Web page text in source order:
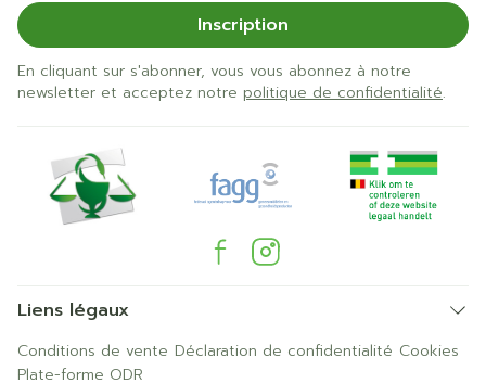
Inscription
En cliquant sur s'abonner, vous vous abonnez à notre
newsletter et acceptez notre politique de confidentialité.
Liens légaux
Conditions de vente Déclaration de confidentialité Cookies
Plate-forme ODR